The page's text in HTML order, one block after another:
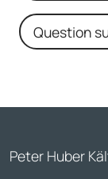
Question
Peter Huber